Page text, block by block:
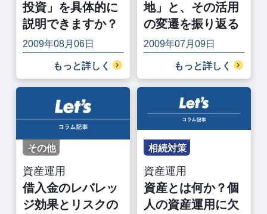
投資」を具体的に
説明できますか？
2009年08月06日
もっと詳しく
地」と、その活用
の変遷を振り返る
2009年07月09日
もっと詳しく
その他
資産運用
借入金のレバレッ
ジ効果とリスクの
相続対策
資産運用
資産とは何か？個
人の資産運用に欠